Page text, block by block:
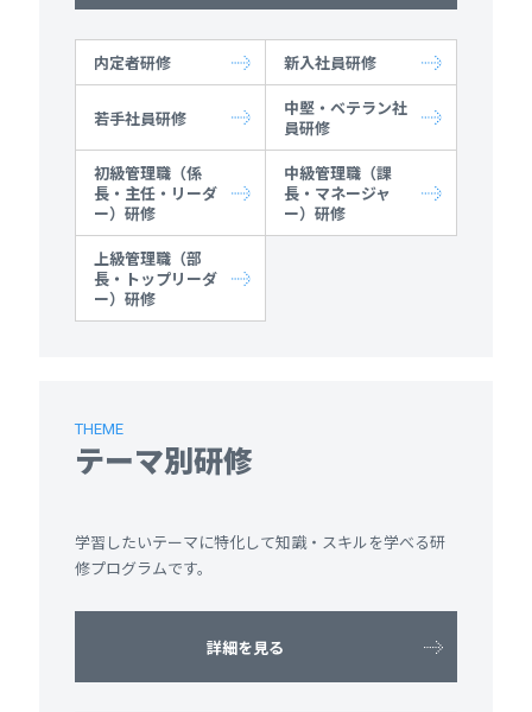
内定者研修 新入社員研修
若手社員研修
中堅・ベテラン社
員研修
初級管理職（係
長・主任・リーダ
ー）研修
中級管理職（課
長・マネージャ
ー）研修
上級管理職（部
長・トップリーダ
ー）研修
THEME
テーマ別研修
学習したいテーマに特化して知識・スキルを学べる研
修プログラムです。
詳細を見る